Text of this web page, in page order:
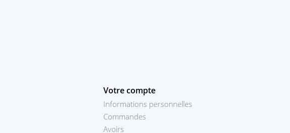
Votre compte
Informations personnelles
Commandes
Avoirs